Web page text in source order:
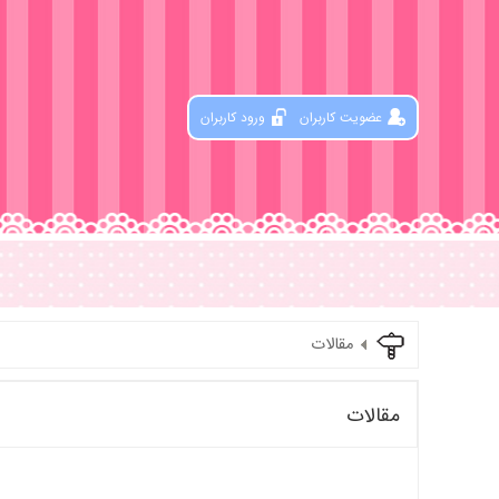
ورود کاربران عضویت کاربران
مقالات
مقالات